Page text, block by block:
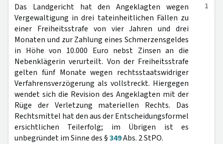
1
Das Landgericht hat den Angeklagten wegen
Vergewaltigung in drei tateinheitlichen Fällen zu
einer Freiheitsstrafe von vier Jahren und drei
Monaten und zur Zahlung eines Schmerzensgeldes
in Höhe von 10.000 Euro nebst Zinsen an die
Nebenklägerin verurteilt. Von der Freiheitsstrafe
gelten fünf Monate wegen rechtsstaatswidriger
Verfahrensverzögerung als vollstreckt. Hiergegen
wendet sich die Revision des Angeklagten mit der
Rüge der Verletzung materiellen Rechts. Das
Rechtsmittel hat den aus der Entscheidungsformel
ersichtlichen Teilerfolg; im Übrigen ist es
unbegründet im Sinne des §349Abs. 2 StPO.